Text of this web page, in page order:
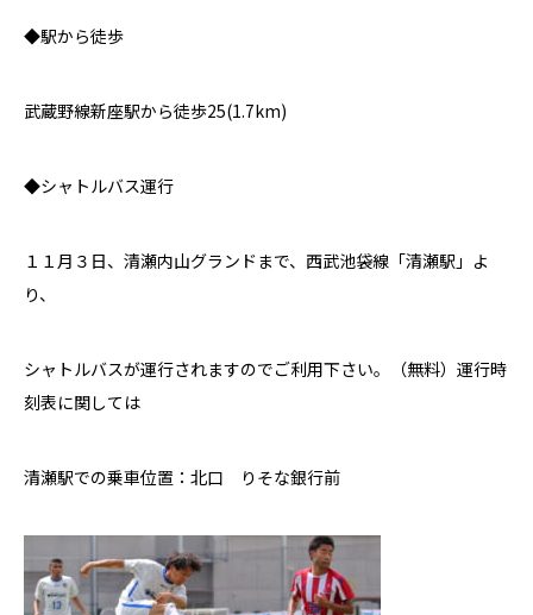
◆駅から徒歩
武蔵野線新座駅から徒歩25(1.7km)
◆シャトルバス運行
１１月３日、清瀬内山グランドまで、西武池袋線「清瀬駅」よ
り、
シャトルバスが運行されますのでご利用下さい。（無料）運行時
刻表に関しては
清瀬駅での乗車位置：北口 りそな銀行前